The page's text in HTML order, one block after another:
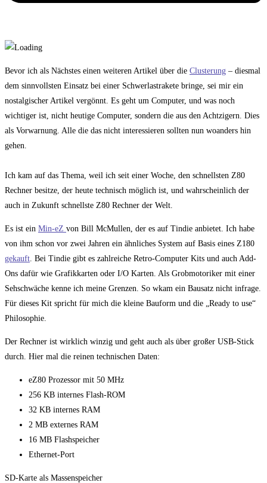
Bevor ich als Nächstes einen weiteren Artikel über die Clusterung – diesmal
dem sinnvollsten Einsatz bei einer Schwerlastrakete bringe, sei mir ein
nostalgischer Artikel vergönnt. Es geht um Computer, und was noch
wichtiger ist, nicht heutige Computer, sondern die aus den Achtzigern. Dies
als Vorwarnung. Alle die das nicht interessieren sollten nun woanders hin
gehen.
Ich kam auf das Thema, weil ich seit einer Woche, den schnellsten Z80
Rechner besitze, der heute technisch möglich ist, und wahrscheinlich der
auch in Zukunft schnellste Z80 Rechner der Welt.
Es ist ein Min-eZ von Bill McMullen, der es auf Tindie anbietet. Ich habe
von ihm schon vor zwei Jahren ein ähnliches System auf Basis eines Z180
gekauft . Bei Tindie gibt es zahlreiche Retro-Computer Kits und auch Add-
Ons dafür wie Grafikkarten oder I/O Karten. Als Grobmotoriker mit einer
Sehschwäche kenne ich meine Grenzen. So wkam ein Bausatz nicht infrage.
Für dieses Kit spricht für mich die kleine Bauform und die „Ready to use“
Philosophie.
Der Rechner ist wirklich winzig und geht auch als über großer USB-Stick
durch. Hier mal die reinen technischen Daten:
eZ80 Prozessor mit 50 MHz
256 KB internes Flash-ROM
32 KB internes RAM
2 MB externes RAM
16 MB Flashspeicher
Ethernet-Port
SD-Karte als Massenspeicher